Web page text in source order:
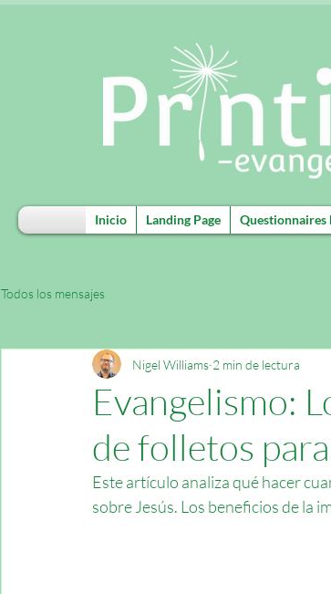
Inicio Landing Page Questionnaires
Todos los mensajes
Evangelismo:
de folletos
Nigel Williams 2 min de lectura
Este artículo analiza qué hacer
sobre Jesús. Los beneficios de la